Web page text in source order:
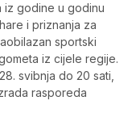
iz godine u godinu
i priznanja za
sportski
iz cijele regije.
svibnja do 20 sati,
rasporeda